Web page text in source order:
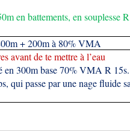
en battements, en souplesse
+ 200m à 80% VMA
avant de te mettre à l’eau
en 300m base 70% VMA R
qui passe par une nage fluide